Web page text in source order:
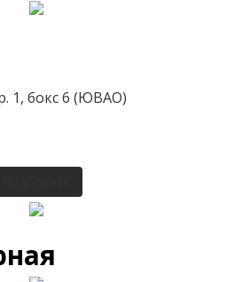
1, бокс 6 (ЮВАО)